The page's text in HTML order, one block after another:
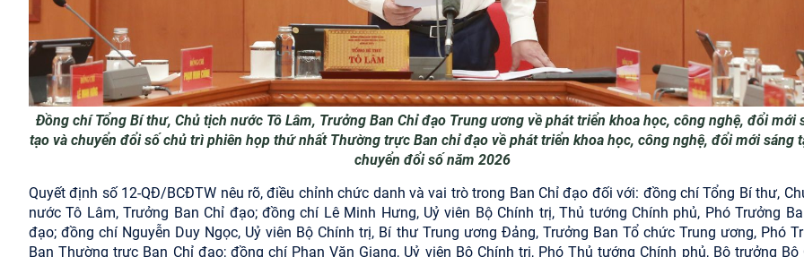
Đồng chí Tổng Bí thư, Chủ tịch nước Tô Lâm, Trưởng Ban Chỉ đạo Trung ương về phát triển khoa học, công nghệ, đổi mới
tạo và chuyển đổi số chủ trì phiên họp thứ nhất Thường trực Ban chỉ đạo về phát triển khoa học, công nghệ, đổi mới sáng
chuyển đổi số năm 2026
Quyết định số 12-QĐ/BCĐTW nêu rõ, điều chỉnh chức danh và vai trò trong Ban Chỉ đạo đối với: đồng chí Tổng Bí thư,
nước Tô Lâm, Trưởng Ban Chỉ đạo; đồng chí Lê Minh Hưng, Uỷ viên Bộ Chính trị, Thủ tướng Chính phủ, Phó Trưởng
đạo; đồng chí Nguyễn Duy Ngọc, Uỷ viên Bộ Chính trị, Bí thư Trung ương Đảng, Trưởng Ban Tổ chức Trung ương, Phó
Ban Thường trực Ban Chỉ đạo; đồng chí Phan Văn Giang, Uỷ viên Bộ Chính trị, Phó Thủ tướng Chính phủ, Bộ trưởng Bộ